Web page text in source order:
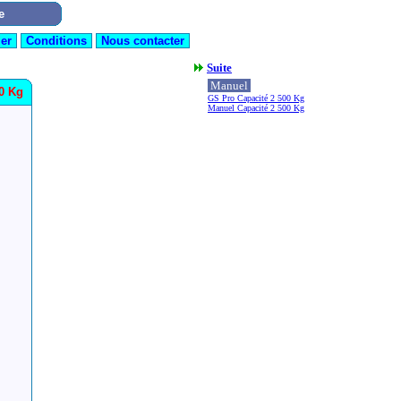
Suite
Kg Manuel
GS Pro Capacité 2 500 Kg
Manuel Capacité 2 500 Kg